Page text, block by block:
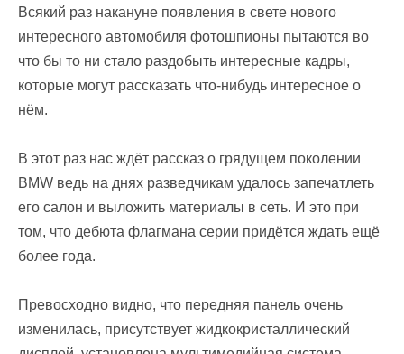
Всякий раз накануне появления в свете нового
интересного автомобиля фотошпионы пытаются во
что бы то ни стало раздобыть интересные кадры,
которые могут рассказать что-нибудь интересное о
нём.
В этот раз нас ждёт рассказ о грядущем поколении
BMW ведь на днях разведчикам удалось запечатлеть
его салон и выложить материалы в сеть. И это при
том, что дебюта флагмана серии придётся ждать ещё
более года.
Превосходно видно, что передняя панель очень
изменилась, присутствует жидкокристаллический